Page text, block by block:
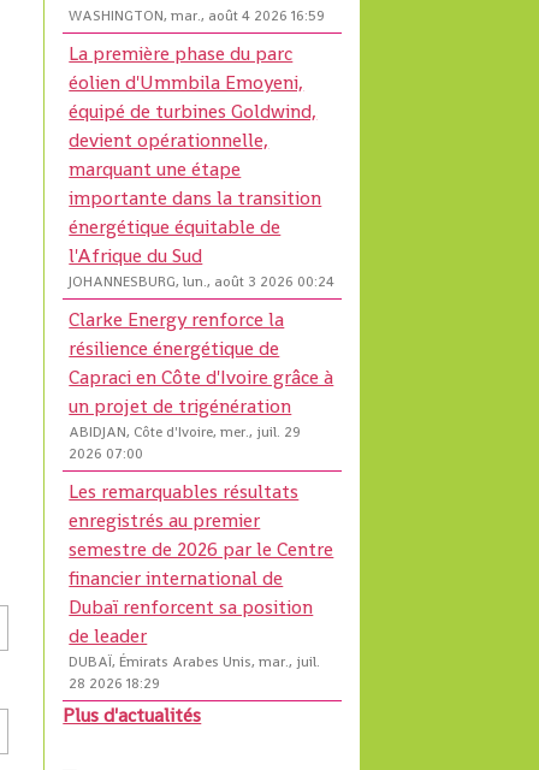
WASHINGTON, mar., août 4 2026 16:59
La première phase du parc
éolien d'Ummbila Emoyeni,
équipé de turbines Goldwind,
devient opérationnelle,
marquant une étape
importante dans la transition
énergétique équitable de
l'Afrique du Sud
JOHANNESBURG, lun., août 3 2026 00:24
Clarke Energy renforce la
résilience énergétique de
Capraci en Côte d'Ivoire grâce à
un projet de trigénération
ABIDJAN, Côte d'Ivoire, mer., juil. 29
2026 07:00
Les remarquables résultats
enregistrés au premier
semestre de 2026 par le Centre
financier international de
Dubaï renforcent sa position
de leader
DUBAÏ, Émirats Arabes Unis, mar., juil.
28 2026 18:29
Plus d'actualités